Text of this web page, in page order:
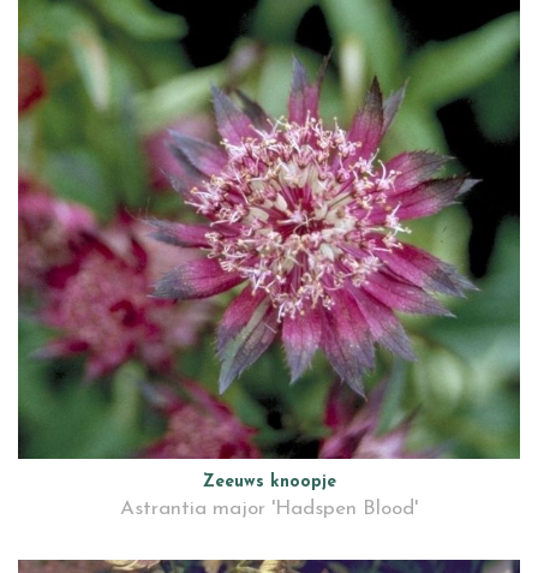
Zeeuws knoopje
Astrantia major 'Hadspen Blood'